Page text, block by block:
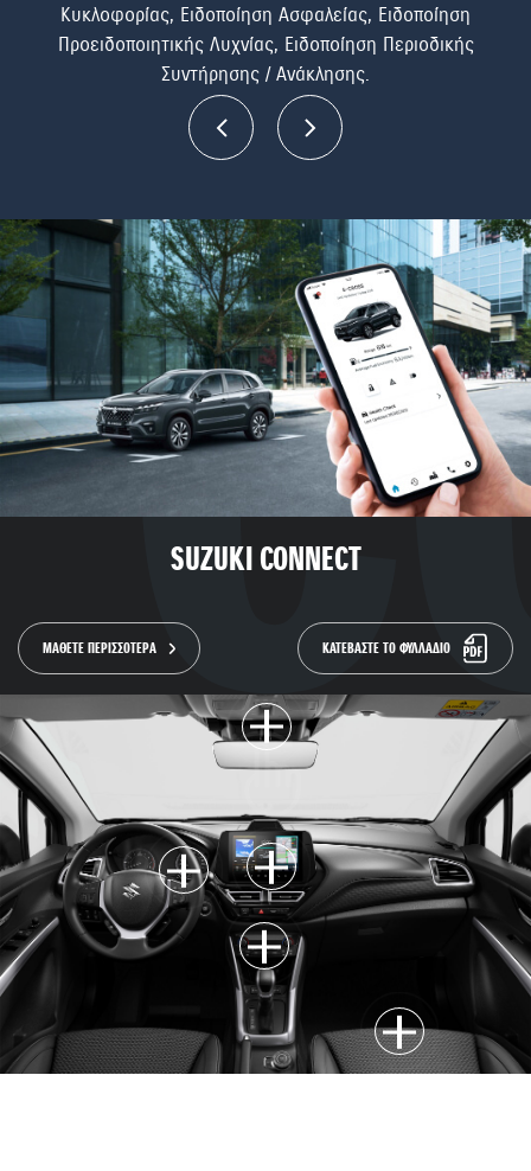
Κυκλοφορίας, Ειδοποίηση Ασφαλείας, Ειδοποίηση
Προειδοποιητικής Λυχνίας, Ειδοποίηση Περιοδικής
Συντήρησης / Ανάκλησης.
SUZUKI CONNECT
ΜΑΘΕΤΕ ΠΕΡΙΣΣΟΤΕΡΑ ΚΑΤΕΒΑΣΤΕ ΤΟ ΦΥΛΛΑΔΙΟ